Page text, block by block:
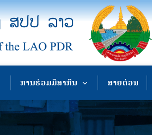
ການຮ່ວມມືສາກົນ ສາຍດ່ວນ